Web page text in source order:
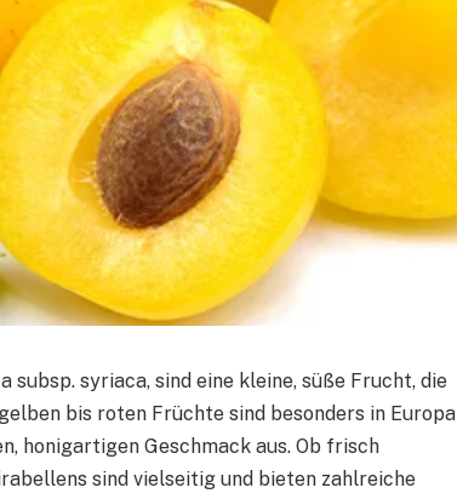
subsp. syriaca, sind eine kleine, süße Frucht, die
bis roten Früchte sind besonders in Europa
honigartigen Geschmack aus. Ob frisch
sind vielseitig und bieten zahlreiche